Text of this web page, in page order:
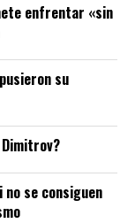
enfrentar «sin
su
se consiguen